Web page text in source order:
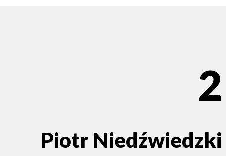
2
Piotr Niedźwiedzki